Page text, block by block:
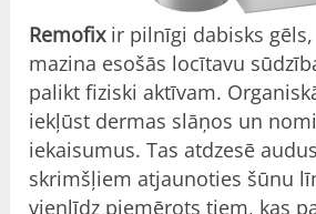
Remofix ir pilnīgi dabisks
mazina esošās locītavu
palikt fiziski aktīvam.
iekļūst dermas slāņos un
iekaisumus. Tas atdzesē
skrimšļiem atjaunoties šūnu
vienlīdz piemērots tiem, kas